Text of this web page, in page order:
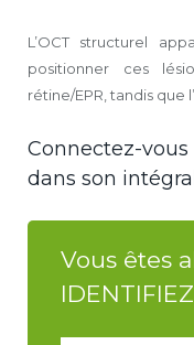
L’OCT structurel
positionner ces
rétine/EPR, tandis que
Connectez-
dans son
Vous êtes